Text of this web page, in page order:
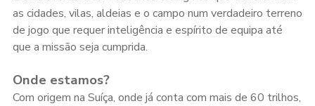
as cidades, vilas, aldeias e o campo num verdadeiro terreno
de jogo que requer inteligência e espírito de equipa até
que a missão seja cumprida.
Onde estamos?
Com origem na Suíça, onde já conta com mais de 60 trilhos,